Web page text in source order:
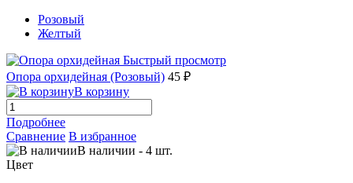
Розовый
Желтый
Быстрый просмотр
Опора орхидейная (Розовый) 45 ₽
В корзину
Подробнее
Сравнение В избранное
В наличии - 4 шт.
Цвет